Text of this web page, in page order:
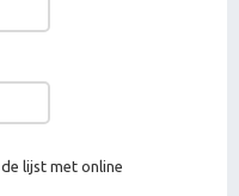
lijst met online